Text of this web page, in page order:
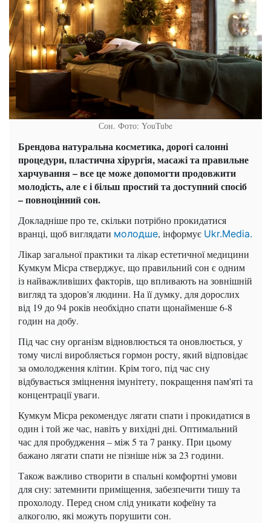
Сон. Фото: YouTube
Брендова натуральна косметика, дорогі салонні
процедури, пластична хірургія, масажі та правильне
харчування – все це може допомогти продовжити
молодість, але є і більш простий та доступний спосіб
– повноцінний сон.
Докладніше про те, скільки потрібно прокидатися
вранці, щоб виглядати молодше, інформує Ukr.Media.
Лікар загальної практики та лікар естетичної медицини
Кумкум Місра стверджує, що правильний сон є одним
із найважливіших факторів, що впливають на зовнішній
вигляд та здоров'я людини. На її думку, для дорослих
від 19 до 94 років необхідно спати щонайменше 6-8
годин на добу.
Під час сну організм відновлюється та оновлюється, у
тому числі виробляється гормон росту, який відповідає
за омолодження клітин. Крім того, під час сну
відбувається зміцнення імунітету, покращення пам'яті та
концентрації уваги.
Кумкум Місра рекомендує лягати спати і прокидатися в
один і той же час, навіть у вихідні дні. Оптимальний
час для пробудження – між 5 та 7 ранку. При цьому
бажано лягати спати не пізніше ніж за 23 години.
Також важливо створити в спальні комфортні умови
для сну: затемнити приміщення, забезпечити тишу та
прохолоду. Перед сном слід уникати кофеїну та
алкоголю, які можуть порушити сон.